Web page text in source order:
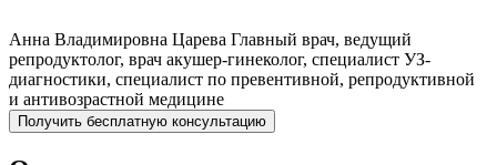
Анна Владимировна Царева Главный врач, ведущий
репродуктолог, врач акушер-гинеколог, специалист УЗ-
диагностики, специалист по превентивной, репродуктивной
и антивозрастной медицине
Получить бесплатную консультацию